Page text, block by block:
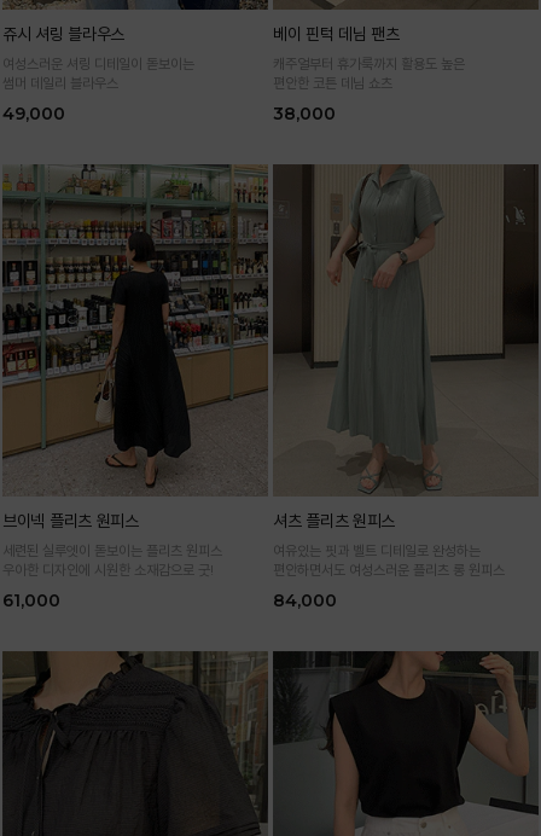
쥬시 셔링 블라우스
여성스러운 셔링 디테일이 돋보이는
썸머 데일리 블라우스
49,000
베이 핀턱 데님 팬츠
캐주얼부터 휴가룩까지 활용도 높은
편안한 코튼 데님 쇼츠
38,000
브이넥 플리츠 원피스
세련된 실루엣이 돋보이는 플리츠 원피스
우아한 디자인에 시원한 소재감으로 굿!
61,000
셔츠 플리츠 원피스
여유있는 핏과 벨트 디테일로 완성하는
편안하면서도 여성스러운 플리츠 롱 원피스
84,000